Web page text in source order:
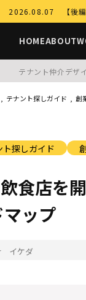
2026.08.07 【後編
HOMEABOUT
テナント仲介デザ
テナント探しガイド 創
ト探しガイド
飲食店を
ップ
イケダ